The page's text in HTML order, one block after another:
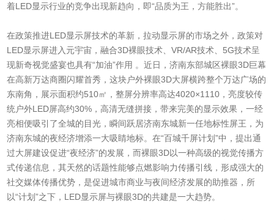
着LED显示行业的竞争出现新趋向，即“品质为王，方能胜出”。
在政策推进LED显示屏技术的革新，拉动显示屏的市场之外，政策对
LED显示屏进入元宇宙，融合3D裸眼技术、VR/AR技术、5G技术呈
现新奇视觉盛宴也具有“加油”作用 。近日，济南东部城区裸眼3D巨幕
在高新万达商圈闪耀首秀，这块户外裸眼3D大屏横跨整个万达广场的
东南角，展示面积约510㎡，整屏分辨率高达4020×1110，亮度较传
统户外LED屏高约30%，高清无缝拼接，带来完美的显示效果，一经
亮相便吸引了全城的目光，瞬间跃居济南东城新一任地标性屏王，为
济南东城的夜经济增添一大吸睛地标。在“百城千屏计划”中，提出通
过大屏建设促进“夜经济”的发展，而裸眼3D以一种高级的视觉传播方
式传递信息，其天然的话题性能够点燃影响力传播引线，形成强大的
社交媒体传播优势，是促进城市商业与夜间经济发展的助推器，所
以“计划”之下，LED显示屏与裸眼3D的共建是一大趋势。